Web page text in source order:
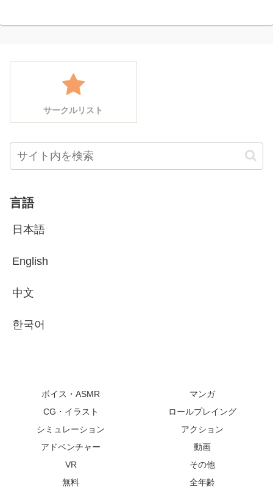
サークルリスト
言語
日本語
English
中文
한국어
ボイス・ASMR
マンガ
CG・イラスト
ロールプレイング
シミュレーション
アクション
アドベンチャー
動画
VR
その他
無料
全年齢